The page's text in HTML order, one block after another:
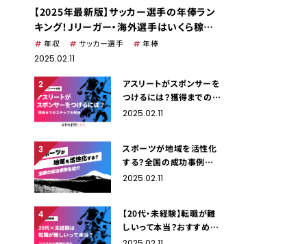
【2025年最新版】サッカー選手の年俸ラン
キング！Jリーガー・海外選手はいくら稼い
でる？
年収 サッカー選手 年棒
2025.02.11
アスリートがスポンサーを
つけるには？獲得までのス
テップを解説
2025.02.11
スポーツが地域を活性化
する？全国の成功事例を
紹介
2025.02.11
【20代・未経験】転職が難
しいって本当？おすすめの
職種を紹介